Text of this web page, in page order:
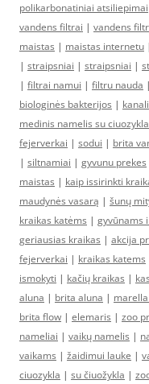
polikarbonatiniai atsiliepimai
vandens filtrai | vandens
maistas | maistas internetu
| straipsniai | straipsniai |
| filtrai namui | filtru nauda |
biologinės bakterijos |
medinis namelis su ciuozykla
fejerverkai | sodui | brita
| siltnamiai | gyvunu prekes
maistas | kaip issirinkti
maudynės vasarą | šunų
kraikas katėms | gyvūnams
geriausias kraikas | akcija
fejerverkai | kraikas katems
ismokyti | kačių kraikas |
aluna | brita aluna |
brita flow | elemaris | zoo
nameliai | vaikų namelis |
vaikams | žaidimui lauke |
ciuozykla | su čiuožykla |